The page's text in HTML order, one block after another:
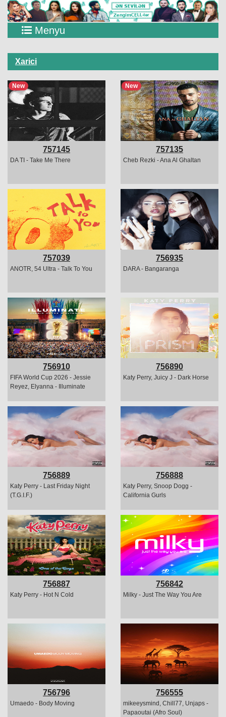
Menyu
Xarici
New
757145
DA TI - Take Me There
New
757135
Cheb Rezki - Ana Al Ghaltan
757039
ANOTR, 54 Ultra - Talk To You
756935
DARA - Bangaranga
756910
FIFA World Cup 2026 - Jessie
Reyez, Elyanna - Illuminate
756890
Katy Perry, Juicy J - Dark Horse
756889
Katy Perry - Last Friday Night
(T.G.I.F.)
756888
Katy Perry, Snoop Dogg -
California Gurls
756887
Katy Perry - Hot N Cold
756842
Milky - Just The Way You Are
756796
Umaedo - Body Moving
756555
mikeeysmind, Chill77, Unjaps -
Papaoutai (Afro Soul)